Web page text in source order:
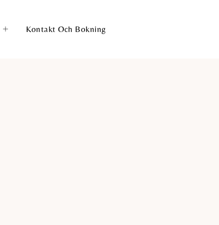
Kontakt Och Bokning